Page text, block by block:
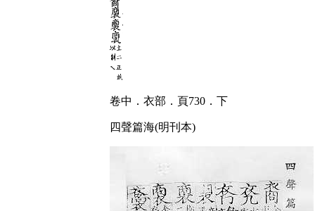
卷中．衣部．頁730．下
四聲篇海(明刊本)